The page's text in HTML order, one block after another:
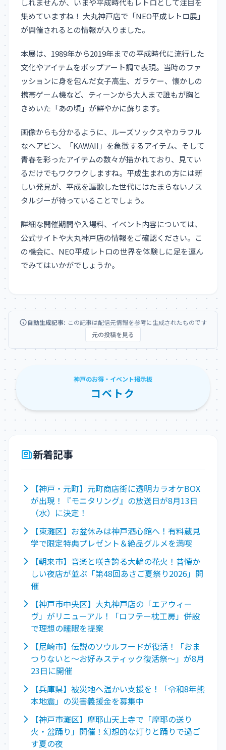
集めていますね！ 大丸神戸店で「NEO平成レトロ展」
が開催されるとの情報が入りました。
本展は、1989年から2019年までの平成時代に流行した
文化やアイテムをポップアート調で表現。当時のファ
ッションに身を包んだ女子高生、ガラケー、懐かしの
携帯ゲーム機など、ティーンから大人まで誰もが胸と
きめいた「あの頃」が鮮やかに蘇ります。
画像からも分かるように、ルーズソックスやカラフル
なヘアピン、「KAWAII」を象徴するアイテム、そして
青春を彩ったアイテムの数々が描かれており、見てい
るだけでもワクワクしますね。平成生まれの方には新
しい発見が、平成を謳歌した世代にはたまらないノス
タルジーが待っていることでしょう。
詳細な開催期間や入場料、イベント内容については、
公式サイトや大丸神戸店の情報をご確認ください。こ
の機会に、NEO平成レトロの世界を体験しに足を運ん
でみてはいかがでしょうか。
自動生成記事: この記事は配信元情報を参考に生成されたものです
元の投稿を見る
神戸のお得・イベント掲示板
コベトク
新着記事
【神戸・元町】元町商店街に透明カラオケBOX
が出現！『モニタリング』の放送日が8月13日
（水）に決定！
【東灘区】お盆休みは神戸酒心館へ！有料蔵見
学で限定特典プレゼント＆絶品グルメを満喫
【朝来市】音楽と咲き誇る大輪の花火！昔懐か
しい夜店が並ぶ「第48回あさご夏祭り2026」開
催
【神戸市中央区】大丸神戸店の「エアウィー
ヴ」がリニューアル！「ロフテー枕工房」併設
で理想の睡眠を提案
【尼崎市】伝説のソウルフードが復活！「おま
つりないと～お好みスティック復活祭～」が8月
23日に開催
【兵庫県】被災地へ温かい支援を！「令和8年熊
本地震」の災害義援金を募集中
【神戸市灘区】摩耶山天上寺で「摩耶の送り
火・盆踊り」開催！幻想的な灯りと踊りで過ご
す夏の夜